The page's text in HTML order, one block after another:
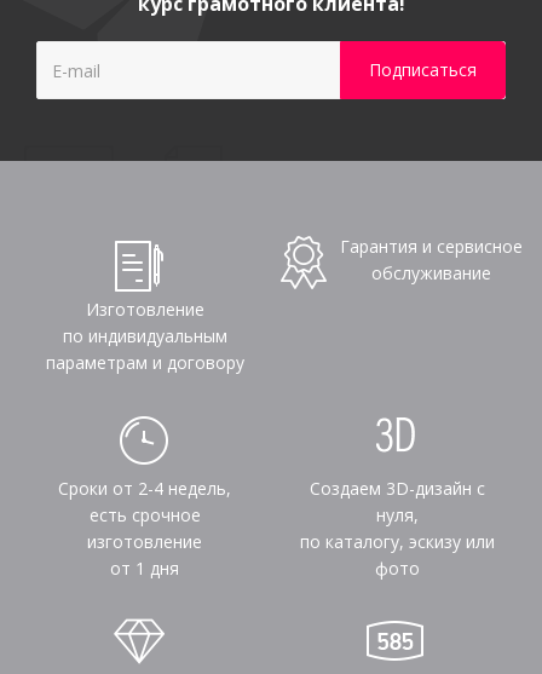
Изготовление
по индивидуальным
параметрам и договору
Гарантия и сервисное
обслуживание
Сроки от 2-4 недель,
есть срочное
изготовление
от 1 дня
Создаем 3D-дизайн с
нуля,
по каталогу, эскизу или
фото